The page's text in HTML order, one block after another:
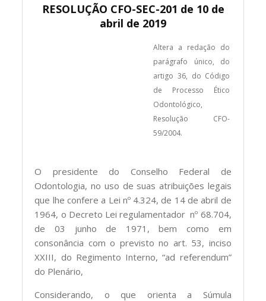
RESOLUÇÃO CFO-SEC-201 de 10 de
abril de 2019
Altera a redação do
parágrafo único, do
artigo 36, do Código
de Processo Ético
Odontológico,
Resolução CFO-
59/2004.
O presidente do Conselho Federal de
Odontologia, no uso de suas atribuições legais
que lhe confere a Lei nº 4.324, de 14 de abril de
1964, o Decreto Lei regulamentador nº 68.704,
de 03 junho de 1971, bem como em
consonância com o previsto no art. 53, inciso
XXIII, do Regimento Interno, “ad referendum”
do Plenário,
Considerando, o que orienta a Súmula